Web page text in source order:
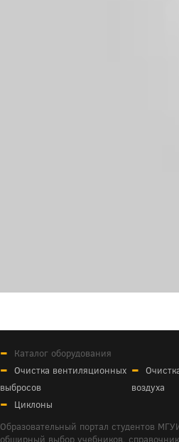
Каталог оборудования
Очистка вентиляционных
выбросов
воздуха
Циклоны
Образовательный портал студентов
обширный выбор учебников,